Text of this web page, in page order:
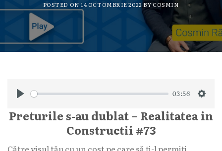
POSTED ON14 OCTOMBRIE 2022BYCOSMIN
03:56
Preturile s-au dublat – Realitatea in
Constructii #73
Către visul tău cu un cost pe care să ți-l permiți.